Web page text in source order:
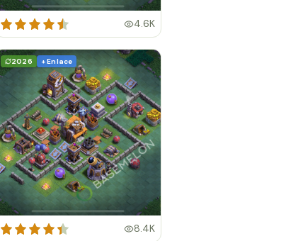
4.6K
2026 + Enlace
8.4K